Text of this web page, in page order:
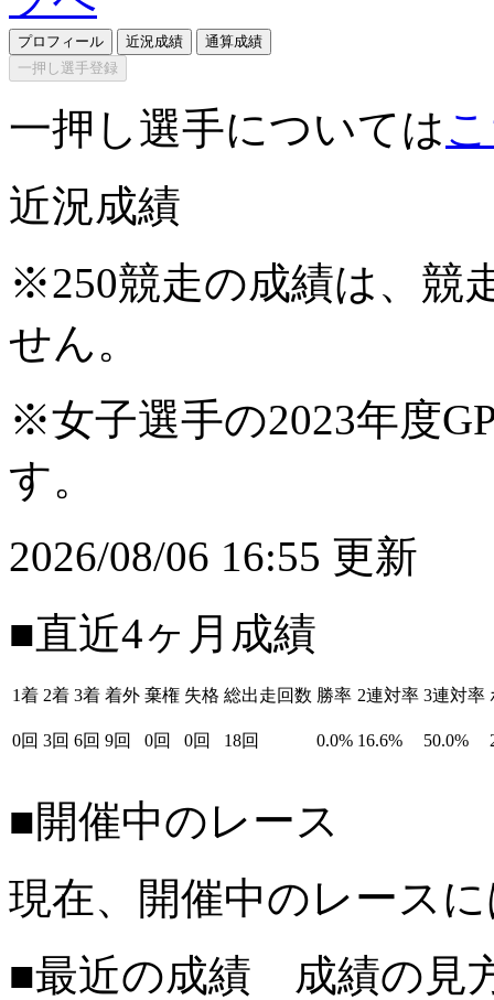
プロフィール 近況成績
通算成績
一押し選手登録
一押し選手については
近況成績
※250競走の成績は、競
せん。
※女子選手の2023年度
す。
2026/08/06 16:55 更新
■直近4ヶ月成績
1着 2着 3着 着外 棄権 失格 総出走回数 勝率 2連対率 3連対率
0回 3回 6回 9回 0回 0回 18回 0.0% 16.6% 50.0%
■開催中のレース
現在、開催中のレース
■最近の成績 成績の見